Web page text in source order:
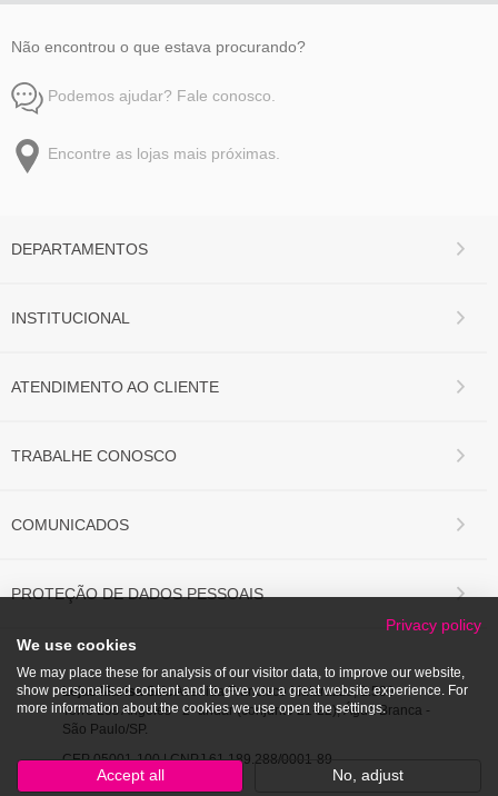
Não encontrou o que estava procurando?
Podemos ajudar? Fale conosco.
Encontre as lojas mais próximas.
DEPARTAMENTOS
INSTITUCIONAL
ATENDIMENTO AO CLIENTE
TRABALHE CONOSCO
COMUNICADOS
PROTEÇÃO DE DADOS PESSOAIS
Lojas Marisa S/A.Avenida Francisco Matarazzo, 1.500
Torre Los Angeles - 2º andar (conjunto 21-22), Água Branca -
São Paulo/SP.
CEP 05001-100 | CNPJ 61.189.288/0001-89
Privacy policy
We use cookies
We may place these for analysis of our visitor data, to improve our website,
show personalised content and to give you a great website experience. For
more information about the cookies we use open the settings.
Accept all No, adjust